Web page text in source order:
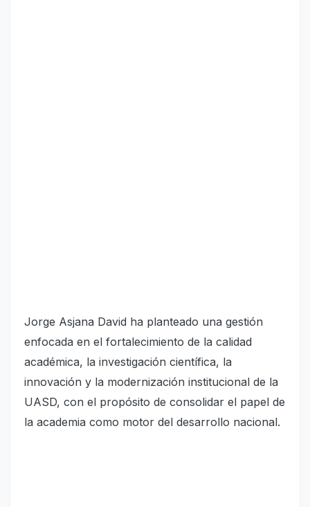
Jorge Asjana David ha planteado una gestión
enfocada en el fortalecimiento de la calidad
académica, la investigación científica, la
innovación y la modernización institucional de la
UASD, con el propósito de consolidar el papel de
la academia como motor del desarrollo nacional.